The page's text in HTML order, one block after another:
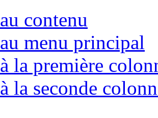
contenu
menu principal
la première
la seconde